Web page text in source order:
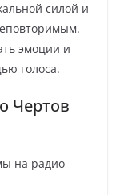
силой и
эмоции и
голоса.
Чертов
на радио